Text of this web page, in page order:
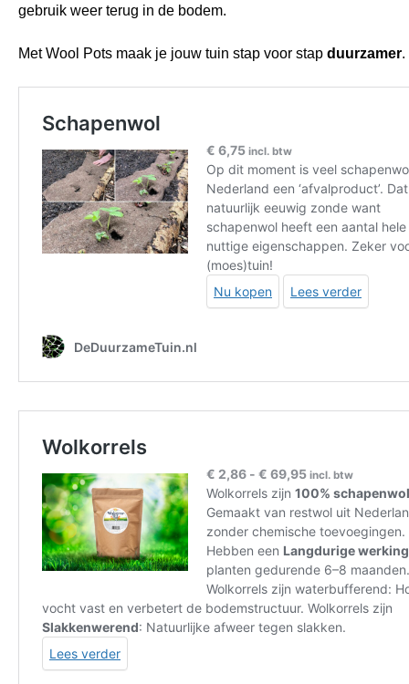
gebruik weer terug in de bodem.
Met Wool Pots maak je jouw tuin stap voor stap duurzamer.